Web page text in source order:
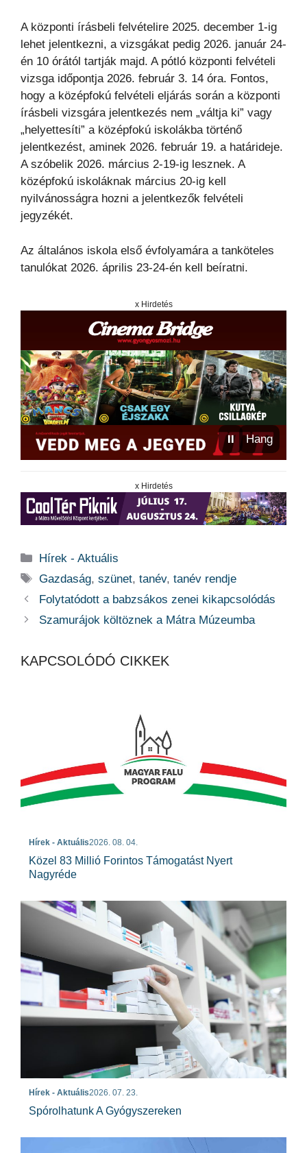
A központi írásbeli felvételire 2025. december 1-ig
lehet jelentkezni, a vizsgákat pedig 2026. január 24-
én 10 órától tartják majd. A pótló központi felvételi
vizsga időpontja 2026. február 3. 14 óra. Fontos,
hogy a középfokú felvételi eljárás során a központi
írásbeli vizsgára jelentkezés nem „váltja ki” vagy
„helyettesíti” a középfokú iskolákba történő
jelentkezést, aminek 2026. február 19. a határideje.
A szóbelik 2026. március 2-19-ig lesznek. A
középfokú iskoláknak március 20-ig kell
nyilvánosságra hozni a jelentkezők felvételi
jegyzékét.
Az általános iskola első évfolyamára a tanköteles
tanulókat 2026. április 23-24-én kell beíratni.
x Hirdetés
⏸ Hang
x Hirdetés
Kategória
Hírek - Aktuális
Címkék
Gazdaság,szünet,tanév,tanév rendje
Folytatódott a babzsákos zenei kikapcsolódás
Szamurájok költöznek a Mátra Múzeumba
KAPCSOLÓDÓ CIKKEK
Hírek - Aktuális2026. 08. 04.
Közel 83 Millió Forintos Támogatást Nyert
Nagyréde
Hírek - Aktuális2026. 07. 23.
Spórolhatunk A Gyógyszereken